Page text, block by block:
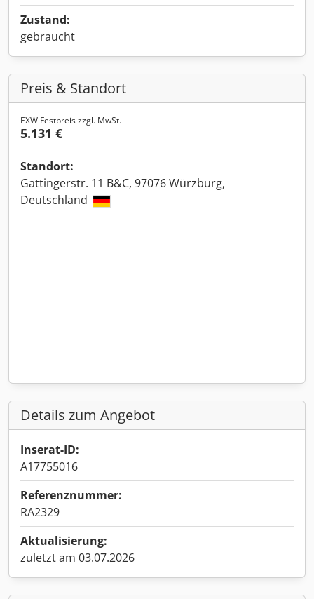
Zustand:
gebraucht
Preis & Standort
EXW Festpreis zzgl. MwSt.
5.131 €
Standort:
Gattingerstr. 11 B&C, 97076 Würzburg,
Deutschland
Details zum Angebot
Inserat-ID:
A17755016
Referenznummer:
RA2329
Aktualisierung:
zuletzt am 03.07.2026